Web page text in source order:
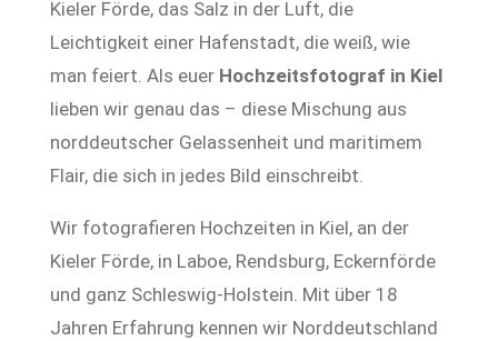
Kieler Förde, das Salz in der Luft, die
Leichtigkeit einer Hafenstadt, die weiß, wie
man feiert. Als euer Hochzeitsfotograf in Kiel
lieben wir genau das – diese Mischung aus
norddeutscher Gelassenheit und maritimem
Flair, die sich in jedes Bild einschreibt.
Wir fotografieren Hochzeiten in Kiel, an der
Kieler Förde, in Laboe, Rendsburg, Eckernförde
und ganz Schleswig-Holstein. Mit über 18
Jahren Erfahrung kennen wir Norddeutschland